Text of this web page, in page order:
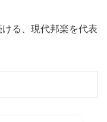
る、現代邦楽を代表